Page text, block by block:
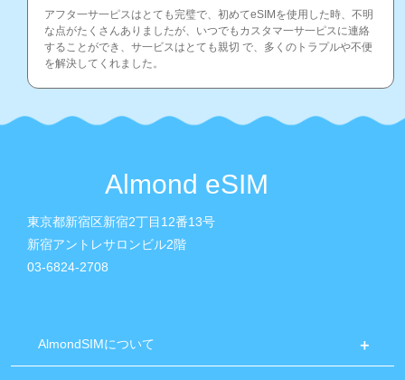
アフタ一サ一ピスはとても完璧で、初めてeSIMを使用した時、不明
な点がたくさんありましたが、いつでもカスタマ一サ一ピスに連絡
することができ、サ一ビスはとても親切 で、多くのトラプルや不便
を解決してくれました。
Almond eSIM
東京都新宿区新宿2丁目12番13号
新宿アントレサロンビル2階
03-6824-2708
AlmondSIMについて